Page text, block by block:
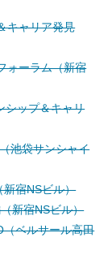
キャリア発見
ォーラム（新宿
シップ＆キャリ
池袋サンシャイ
新宿NSビル）
新宿NSビル）
（ベルサール高田